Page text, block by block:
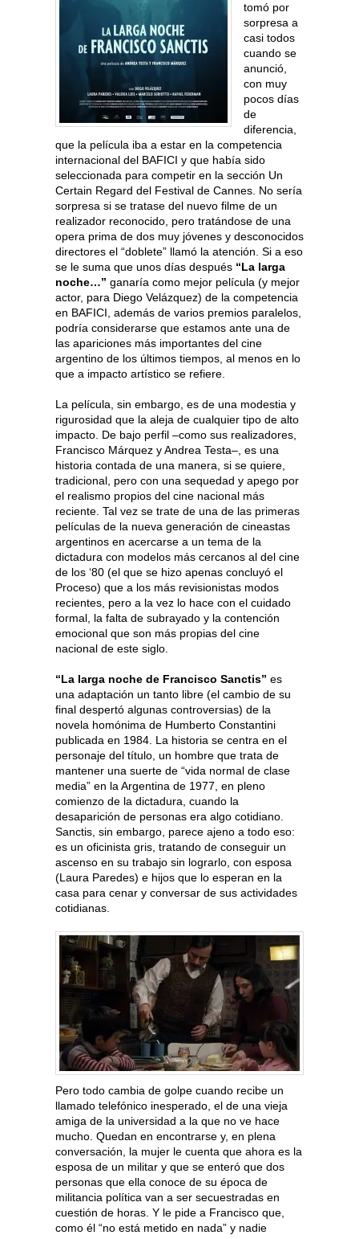
tomó por
sorpresa a
casi todos
cuando se
anunció,
con muy
pocos días
de
diferencia,
que la película iba a estar en la competencia
internacional del BAFICI y que había sido
seleccionada para competir en la sección Un
Certain Regard del Festival de Cannes. No sería
sorpresa si se tratase del nuevo filme de un
realizador reconocido, pero tratándose de una
opera prima de dos muy jóvenes y desconocidos
directores el “doblete” llamó la atención. Si a eso
se le suma que unos días después “La larga
noche…” ganaría como mejor película (y mejor
actor, para Diego Velázquez) de la competencia
en BAFICI, además de varios premios paralelos,
podría considerarse que estamos ante una de
las apariciones más importantes del cine
argentino de los últimos tiempos, al menos en lo
que a impacto artístico se refiere.
La película, sin embargo, es de una modestia y
rigurosidad que la aleja de cualquier tipo de alto
impacto. De bajo perfil –como sus realizadores,
Francisco Márquez y Andrea Testa–, es una
historia contada de una manera, si se quiere,
tradicional, pero con una sequedad y apego por
el realismo propios del cine nacional más
reciente. Tal vez se trate de una de las primeras
películas de la nueva generación de cineastas
argentinos en acercarse a un tema de la
dictadura con modelos más cercanos al del cine
de los ‘80 (el que se hizo apenas concluyó el
Proceso) que a los más revisionistas modos
recientes, pero a la vez lo hace con el cuidado
formal, la falta de subrayado y la contención
emocional que son más propias del cine
nacional de este siglo.
“La larga noche de Francisco Sanctis” es
una adaptación un tanto libre (el cambio de su
final despertó algunas controversias) de la
novela homónima de Humberto Constantini
publicada en 1984. La historia se centra en el
personaje del título, un hombre que trata de
mantener una suerte de “vida normal de clase
media” en la Argentina de 1977, en pleno
comienzo de la dictadura, cuando la
desaparición de personas era algo cotidiano.
Sanctis, sin embargo, parece ajeno a todo eso:
es un oficinista gris, tratando de conseguir un
ascenso en su trabajo sin lograrlo, con esposa
(Laura Paredes) e hijos que lo esperan en la
casa para cenar y conversar de sus actividades
cotidianas.
Pero todo cambia de golpe cuando recibe un
llamado telefónico inesperado, el de una vieja
amiga de la universidad a la que no ve hace
mucho. Quedan en encontrarse y, en plena
conversación, la mujer le cuenta que ahora es la
esposa de un militar y que se enteró que dos
personas que ella conoce de su época de
militancia política van a ser secuestradas en
cuestión de horas. Y le pide a Francisco que,
como él “no está metido en nada” y nadie